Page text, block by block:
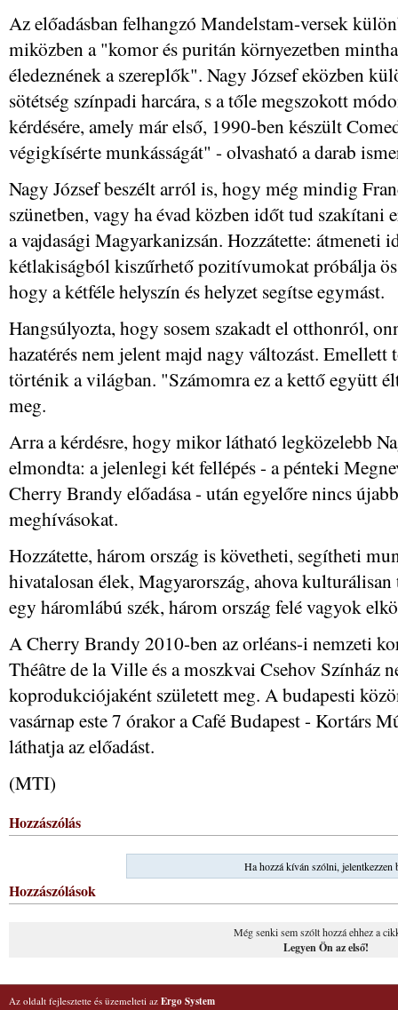
Az előadásban felhangzó Mandelstam-versek
miközben a "komor és puritán környezetben
éledeznének a szereplők". Nagy József eközben
sötétség színpadi harcára, s a tőle megszokott
kérdésére, amely már első, 1990-ben készült
végigkísérte munkásságát" - olvasható a darab
Nagy József beszélt arról is, hogy még mindig
szünetben, vagy ha évad közben időt tud
a vajdasági Magyarkanizsán. Hozzátette: átmeneti
kétlakiságból kiszűrhető pozitívumokat próbálja
hogy a kétféle helyszín és helyzet segítse egymást.
Hangsúlyozta, hogy sosem szakadt el otthonról,
hazatérés nem jelent majd nagy változást.
történik a világban. "Számomra ez a kettő együtt
meg.
Arra a kérdésre, hogy mikor látható legközelebb
elmondta: a jelenlegi két fellépés - a pénteki
Cherry Brandy előadása - után egyelőre nincs
meghívásokat.
Hozzátette, három ország is követheti, segítheti
hivatalosan élek, Magyarország, ahova
egy háromlábú szék, három ország felé vagyok
A Cherry Brandy 2010-ben az orléans-i nemzeti
Théâtre de la Ville és a moszkvai Csehov Színház
koprodukciójaként született meg. A budapesti
vasárnap este 7 órakor a Café Budapest - Kortárs
láthatja az előadást.
(MTI)
Hozzászólás
Ha hozzá kíván szólni, jelentkezzen
Hozzászólások
Még senki sem szólt hozzá ehhez a
Legyen Ön az első!
Az oldalt fejlesztette és üzemelteti az Ergo System